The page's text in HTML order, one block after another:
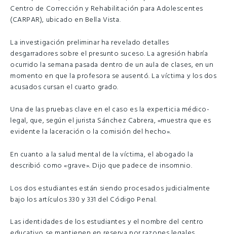
Centro de Corrección y Rehabilitación para Adolescentes
(CARPAR), ubicado en Bella Vista.
La investigación preliminar ha revelado detalles
desgarradores sobre el presunto suceso. La agresión habría
ocurrido la semana pasada dentro de un aula de clases, en un
momento en que la profesora se ausentó. La víctima y los dos
acusados cursan el cuarto grado.
Una de las pruebas clave en el caso es la experticia médico-
legal, que, según el jurista Sánchez Cabrera, «muestra que es
evidente la laceración o la comisión del hecho».
En cuanto a la salud mental de la víctima, el abogado la
describió como «grave». Dijo que padece de insomnio.
Los dos estudiantes están siendo procesados judicialmente
bajo los artículos 330 y 331 del Código Penal.
Las identidades de los estudiantes y el nombre del centro